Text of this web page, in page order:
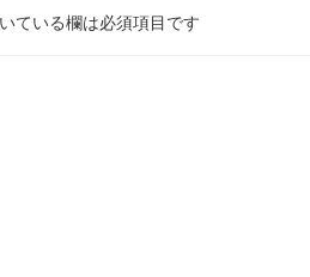
ている欄は必須項目です